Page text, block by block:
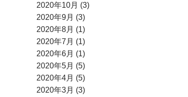
2020年10月 (3)
2020年9月 (3)
2020年8月 (1)
2020年7月 (1)
2020年6月 (1)
2020年5月 (5)
2020年4月 (5)
2020年3月 (3)